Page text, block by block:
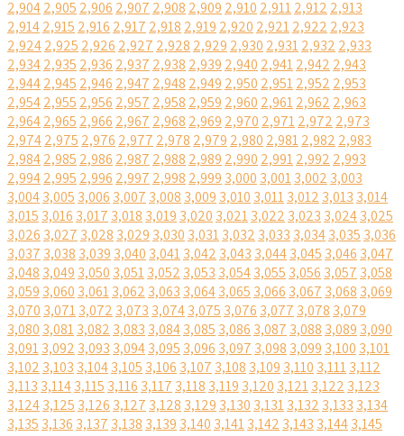
2,9042,905 2,906 2,907 2,908 2,909 2,910 2,9112,912 2,913
2,9142,915 2,916 2,917 2,918 2,919 2,920 2,9212,922 2,923
2,9242,925 2,926 2,927 2,928 2,929 2,930 2,9312,932 2,933
2,9342,935 2,936 2,937 2,938 2,939 2,940 2,9412,942 2,943
2,9442,945 2,946 2,947 2,948 2,949 2,950 2,9512,952 2,953
2,9542,955 2,956 2,957 2,958 2,959 2,960 2,9612,962 2,963
2,9642,965 2,966 2,967 2,968 2,969 2,970 2,9712,972 2,973
2,9742,975 2,976 2,977 2,978 2,979 2,980 2,9812,982 2,983
2,9842,985 2,986 2,987 2,988 2,989 2,990 2,9912,992 2,993
2,9942,995 2,996 2,997 2,998 2,999 3,000 3,0013,002 3,003
3,0043,005 3,006 3,007 3,008 3,009 3,010 3,0113,012 3,013 3,014
3,015 3,016 3,017 3,018 3,019 3,020 3,0213,022 3,023 3,0243,025
3,026 3,027 3,028 3,029 3,030 3,0313,032 3,033 3,0343,035 3,036
3,037 3,038 3,039 3,040 3,0413,042 3,043 3,0443,045 3,046 3,047
3,048 3,049 3,050 3,0513,052 3,053 3,0543,055 3,056 3,057 3,058
3,059 3,060 3,0613,062 3,063 3,0643,065 3,066 3,067 3,068 3,069
3,070 3,0713,072 3,073 3,0743,075 3,076 3,077 3,078 3,079
3,080 3,0813,082 3,083 3,0843,085 3,086 3,087 3,088 3,089 3,090
3,0913,092 3,093 3,0943,095 3,096 3,097 3,098 3,099 3,100 3,101
3,102 3,103 3,1043,105 3,106 3,107 3,108 3,109 3,110 3,1113,112
3,113 3,1143,115 3,116 3,117 3,118 3,119 3,120 3,1213,122 3,123
3,1243,125 3,126 3,127 3,128 3,129 3,130 3,1313,132 3,133 3,134
3,135 3,136 3,137 3,138 3,139 3,140 3,1413,142 3,143 3,1443,145